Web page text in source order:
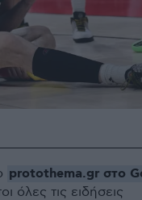
protothema.gr στο
όλες τις ειδήσεις